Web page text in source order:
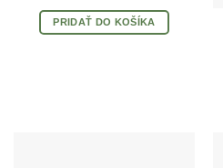
PRIDAŤ DO KOŠÍKA